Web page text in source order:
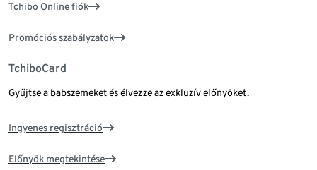
Tchibo Online fiók
Promóciós szabályzatok
TchiboCard
Gyűjtse a babszemeket és élvezze az exkluzív előnyöket.
Ingyenes regisztráció
Előnyök megtekintése